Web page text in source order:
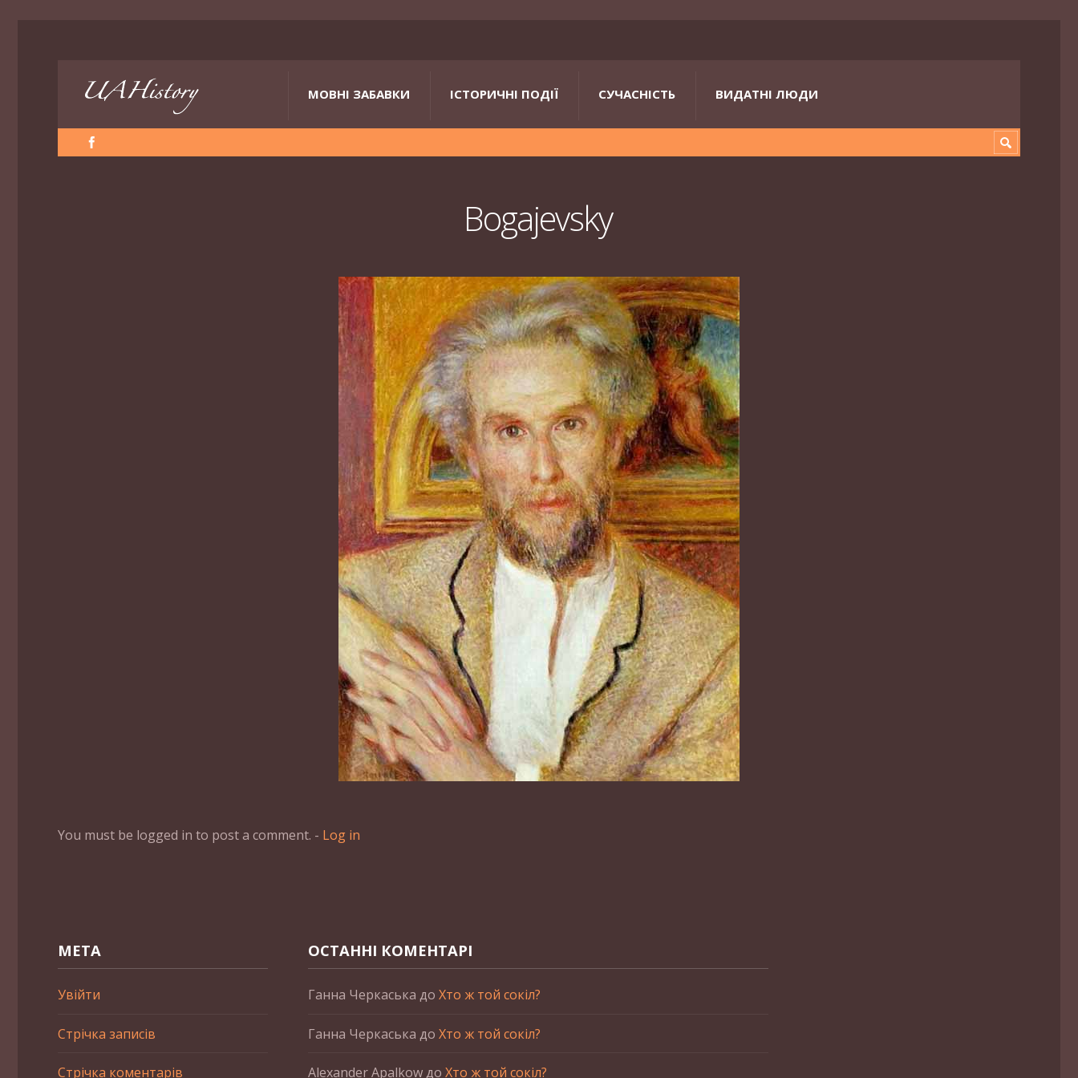
МОВНІ ЗАБАВКИ ІСТОРИЧНІ ПОДІЇ СУЧАСНІСТЬ ВИДАТНІ ЛЮДИ
Bogajevsky
You must be logged in to post a comment. - Log in
МЕТА
Увійти
Стрічка записів
Стрічка коментарів
ОСТАННІ КОМЕНТАРІ
Ганна Черкаська до Хто ж той сокіл?
Ганна Черкаська до Хто ж той сокіл?
Alexander Apalkowдо Хто ж той сокіл?